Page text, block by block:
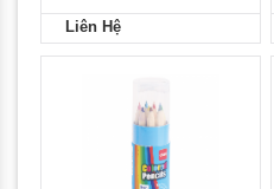
Liên Hệ